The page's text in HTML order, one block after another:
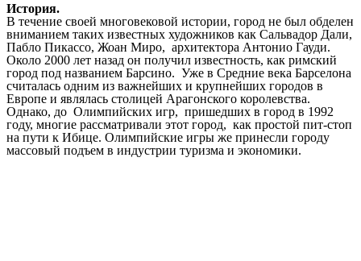
История.
В течение своей многовековой истории, город не был обделен
вниманием таких известных художников как Сальвадор Дали,
Пабло Пикассо, Жоан Миро, архитектора Антонио Гауди.
Около 2000 лет назад он получил известность, как римский
город под названием Барсино. Уже в Средние века Барселона
считалась одним из важнейших и крупнейших городов в
Европе и являлась столицей Арагонского королевства.
Однако, до Олимпийских игр, пришедших в город в 1992
году, многие рассматривали этот город, как простой пит-стоп
на пути к Ибице. Олимпийские игры же принесли городу
массовый подъем в индустрии туризма и экономики.